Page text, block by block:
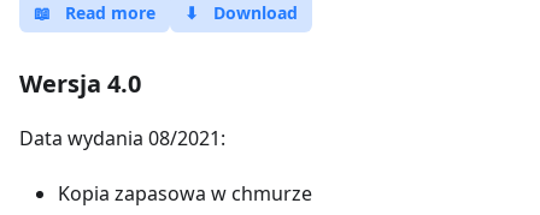
📖 Read more ⬇ Download
Wersja 4.0
Data wydania 08/2021:
Kopia zapasowa w chmurze